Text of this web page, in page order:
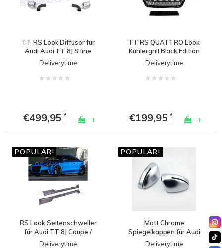
TT RS Look Diffusor für
Audi Audi TT 8J S line
(2006-2014) MK2
Deliverytime
€499,95* +
TT RS QUATTRO Look
Kühlergrill Black Edition
für Audi TT 8J / TTS /
TTRS
Deliverytime
€199,95* +
POPULÄR!
RS Look Seitenschweller
für Audi TT 8J Coupe /
Cabrio
Deliverytime
POPULÄR!
Matt Chrome
Spiegelkappen für Audi
TT 8J
Deliverytime